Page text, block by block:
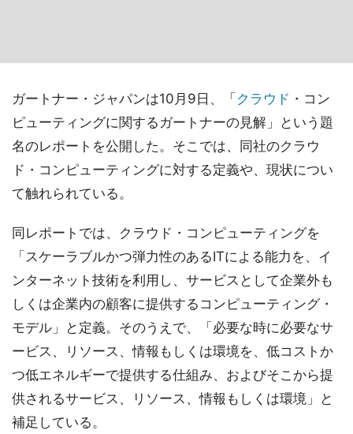
ガートナー・ジャパンは10月9日、「 クラウド ・コン
ピューティングに関するガートナーの見解」という題
名のレポートを公開した。そこでは、同社のクラウ
ド・コンピューティングに対する定義や、現状につい
て触れられている。
同レポートでは、クラウド・コンピューティングを
「スケーラブルかつ弾力性のあるITによる能力を、イ
ンターネット技術を利用し、サービスとして企業外も
しくは企業内の顧客に提供するコンピューティング・
モデル」と定義。そのうえで、「必要な時に必要なサ
ービス、リソース、情報もしくは環境を、低コストか
つ低エネルギーで提供する仕組み、およびそこから提
供されるサービス、リソース、情報もしくは環境」と
補足している。